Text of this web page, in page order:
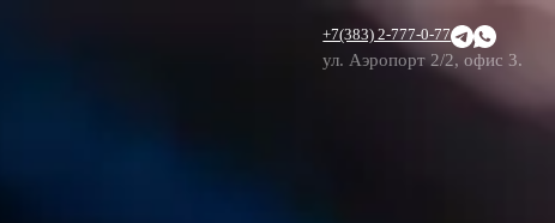
+7(383) 2-777-0-77
ул. Аэропорт 2/2, офис 3.